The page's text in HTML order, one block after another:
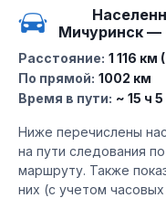
Мичуринск —
Расстояние: 1 116
По прямой: 1002 км
Время в пути: ~ 15 ч
Ниже перечислены
на пути следования
маршруту. Также
них (с учетом